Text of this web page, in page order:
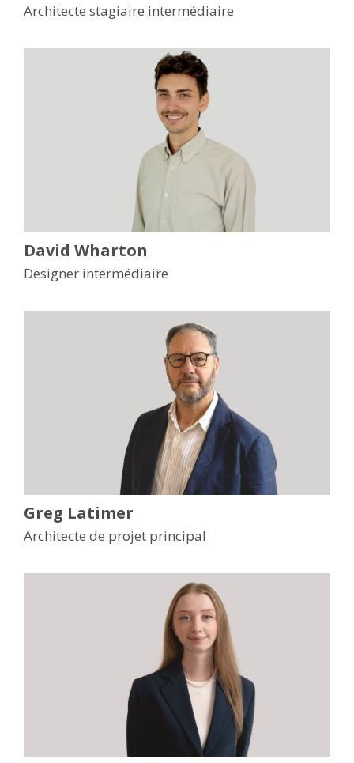
Architecte stagiaire intermédiaire
David Wharton
Designer intermédiaire
Greg Latimer
Architecte de projet principal